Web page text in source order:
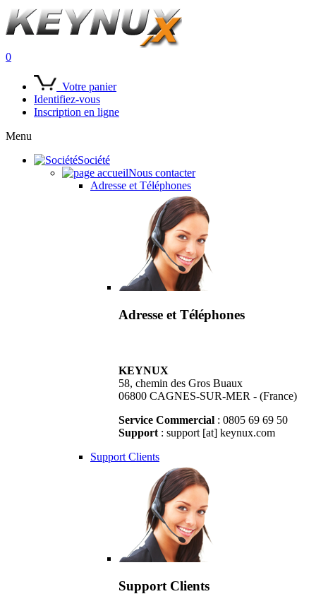
0
Votre panier
Identifiez-vous
Inscription en ligne
Menu
Société
Nous contacter
Adresse et Téléphones
Adresse et Téléphones
KEYNUX
58, chemin des Gros Buaux
06800 CAGNES-SUR-MER - (France)
Service Commercial : 0805 69 69 50
Support : support [at] keynux.com
Support Clients
Support Clients